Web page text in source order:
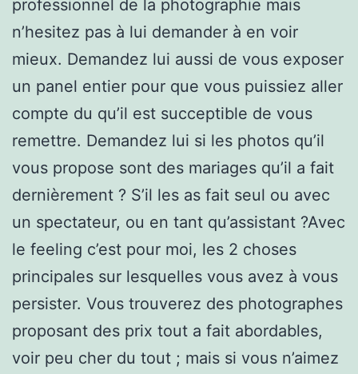
professionnel de la photographie mais
n’hesitez pas à lui demander à en voir
mieux. Demandez lui aussi de vous exposer
un panel entier pour que vous puissiez aller
compte du qu’il est succeptible de vous
remettre. Demandez lui si les photos qu’il
vous propose sont des mariages qu’il a fait
dernièrement ? S’il les as fait seul ou avec
un spectateur, ou en tant qu’assistant ?Avec
le feeling c’est pour moi, les 2 choses
principales sur lesquelles vous avez à vous
persister. Vous trouverez des photographes
proposant des prix tout a fait abordables,
voir peu cher du tout ; mais si vous n’aimez